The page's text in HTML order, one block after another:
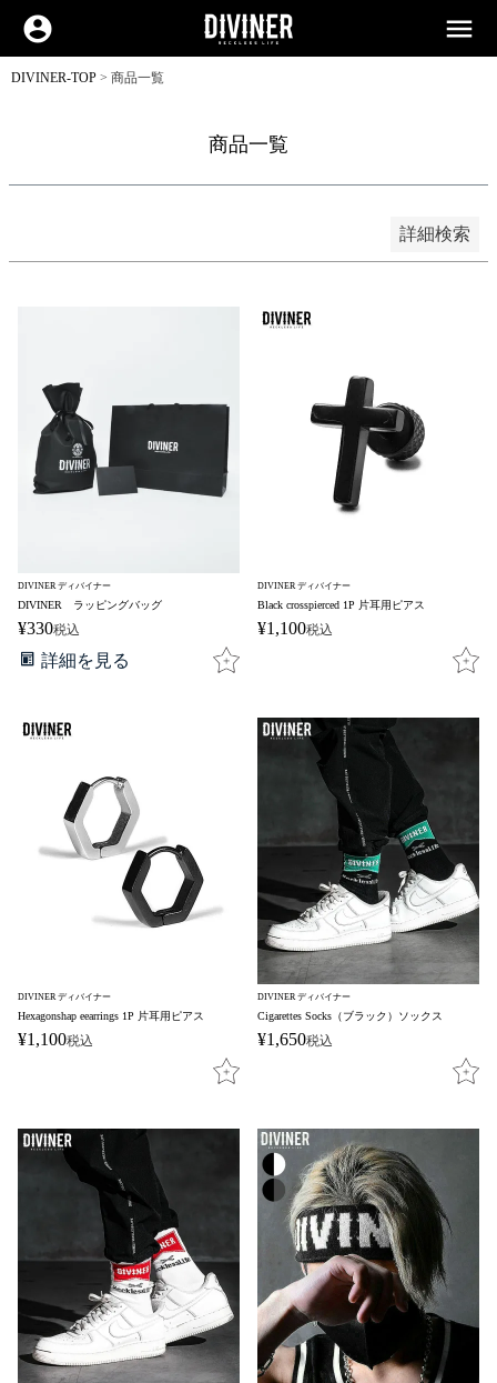
account_circle menu
DIVINER-TOP 商品一覧
商品一覧
詳細検索
価格が安い順
価格が高い順
検索
DIVINER ディバイナー
DIVINER ラッピングバッグ
¥330税込
詳細を見る
DIVINER ディバイナー
Black crosspierced 1P 片耳用ピアス
¥1,100税込
DIVINER ディバイナー
Hexagonshap eearrings 1P 片耳用ピアス
¥1,100税込
DIVINER ディバイナー
Cigarettes Socks（ブラック）ソックス
¥1,650税込